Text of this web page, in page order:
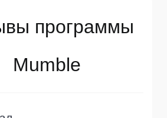
программы
Mumble